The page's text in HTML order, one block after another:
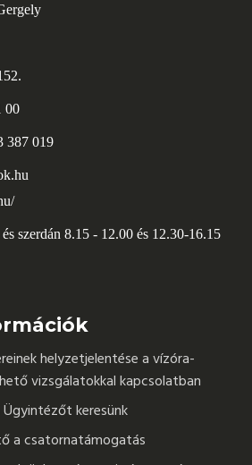
00
387 019
szerdán 8.15 - 12.00 és 12.30-16.15
helyzetjelentése a vízóra-
vizsgálatokkal kapcsolatban
keresünk
a csatornatámogatás